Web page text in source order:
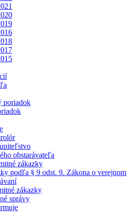
poriadok
obstarávateľa
zákazky
podľa § 9 odst. 9. Zákona o verejnom
zákazky
správy